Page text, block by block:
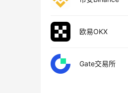
欧易OKX
Gate交易所